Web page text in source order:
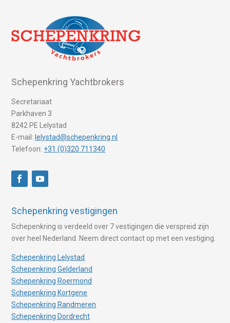
Schepenkring Yachtbrokers
Secretariaat
Parkhaven 3
8242 PE Lelystad
E-mail: lelystad@schepenkring.nl
Telefoon: +31 (0)320 711340
Schepenkring vestigingen
Schepenkring is verdeeld over 7 vestigingen die verspreid zijn
over heel Nederland. Neem direct contact op met een vestiging.
Schepenkring Lelystad
Schepenkring Gelderland
Schepenkring Roermond
Schepenkring Kortgene
Schepenkring Randmeren
Schepenkring Dordrecht